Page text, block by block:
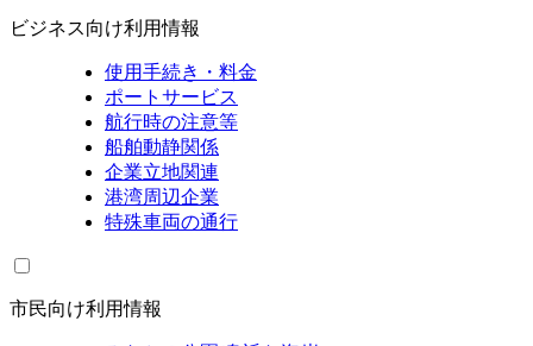
ビジネス向け利用情報
使用手続き・料金
ポートサービス
航行時の注意等
船舶動静関係
企業立地関連
港湾周辺企業
特殊車両の通行
市民向け利用情報